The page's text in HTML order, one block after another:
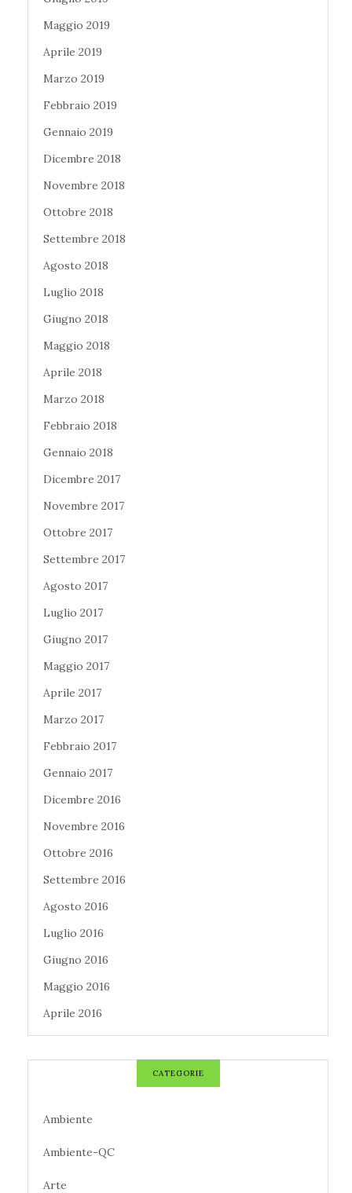
Maggio 2019
Aprile 2019
Marzo 2019
Febbraio 2019
Gennaio 2019
Dicembre 2018
Novembre 2018
Ottobre 2018
Settembre 2018
Agosto 2018
Luglio 2018
Giugno 2018
Maggio 2018
Aprile 2018
Marzo 2018
Febbraio 2018
Gennaio 2018
Dicembre 2017
Novembre 2017
Ottobre 2017
Settembre 2017
Agosto 2017
Luglio 2017
Giugno 2017
Maggio 2017
Aprile 2017
Marzo 2017
Febbraio 2017
Gennaio 2017
Dicembre 2016
Novembre 2016
Ottobre 2016
Settembre 2016
Agosto 2016
Luglio 2016
Giugno 2016
Maggio 2016
Aprile 2016
CATEGORIE
Ambiente
Ambiente-QC
Arte